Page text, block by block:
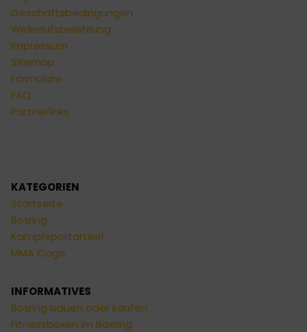
Geschäftsbedingungen
Widerrufsbelehrung
Impressum
Sitemap
Formulare
FAQ
Partnerlinks
KATEGORIEN
Startseite
Boxring
Kampfsportartikel
MMA Cage
INFORMATIVES
Boxring bauen oder kaufen
Fitnessboxen im Boxring